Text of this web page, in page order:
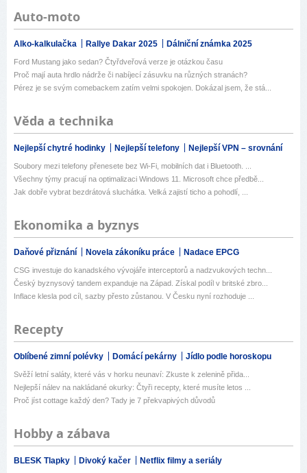
Auto-moto
Alko-kalkulačka Rallye Dakar 2025 Dálniční známka 2025
Ford Mustang jako sedan? Čtyřdveřová verze je otázkou času
Proč mají auta hrdlo nádrže či nabíjecí zásuvku na různých stranách?
Pérez je se svým comebackem zatím velmi spokojen. Dokázal jsem, že stá...
Věda a technika
Nejlepší chytré hodinky Nejlepší telefony Nejlepší VPN – srovnání
Soubory mezi telefony přenesete bez Wi-Fi, mobilních dat i Bluetooth. ...
Všechny týmy pracují na optimalizaci Windows 11. Microsoft chce předbě...
Jak dobře vybrat bezdrátová sluchátka. Velká zajistí ticho a pohodlí, ...
Ekonomika a byznys
Daňové přiznání Novela zákoníku práce Nadace EPCG
CSG investuje do kanadského vývojáře interceptorů a nadzvukových techn...
Český byznysový tandem expanduje na Západ. Získal podíl v britské zbro...
Inflace klesla pod cíl, sazby přesto zůstanou. V Česku nyní rozhoduje ...
Recepty
Oblíbené zimní polévky Domácí pekárny Jídlo podle horoskopu
Svěží letní saláty, které vás v horku neunaví: Zkuste k zelenině přida...
Nejlepší nálev na nakládané okurky: Čtyři recepty, které musíte letos ...
Proč jíst cottage každý den? Tady je 7 překvapivých důvodů
Hobby a zábava
BLESK Tlapky Divoký kačer Netflix filmy a seriály